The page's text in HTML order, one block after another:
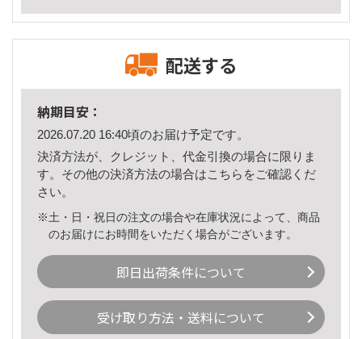
配送する
納期目安：
2026.07.20 16:40頃のお届け予定です。
決済方法が、クレジット、代金引換の場合に限りま
す。その他の決済方法の場合はこちら をご確認くだ
さい。
※土・日・祝日の注文の場合や在庫状況によって、商品
のお届けにお時間をいただく場合がございます。
即日出荷条件について
受け取り方法・送料について